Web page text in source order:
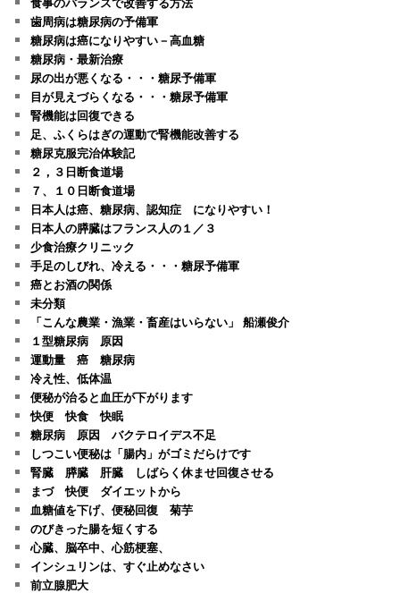
歯周病は糖尿病の予備軍
糖尿病は癌になりやすい－高血糖
糖尿病・最新治療
尿の出が悪くなる・・・糖尿予備軍
目が見えづらくなる・・・糖尿予備軍
腎機能は回復できる
足、ふくらはぎの運動で腎機能改善する
糖尿克服完治体験記
２，３日断食道場
７、１０日断食道場
日本人は癌、糖尿病、認知症 になりやすい！
日本人の膵臓はフランス人の１／３
少食治療クリニック
手足のしびれ、冷える・・・糖尿予備軍
癌とお酒の関係
未分類
「こんな農業・漁業・畜産はいらない」 船瀬俊介
１型糖尿病 原因
運動量 癌 糖尿病
冷え性、低体温
便秘が治ると血圧が下がります
快便 快食 快眠
糖尿病 原因 バクテロイデス不足
しつこい便秘は「腸内」がゴミだらけです
腎臓 膵臓 肝臓 しばらく休ませ回復させる
まづ 快便 ダイエットから
血糖値を下げ、便秘回復 菊芋
のびきった腸を短くする
心臓、脳卒中、心筋梗塞、
インシュリンは、すぐ止めなさい
前立腺肥大